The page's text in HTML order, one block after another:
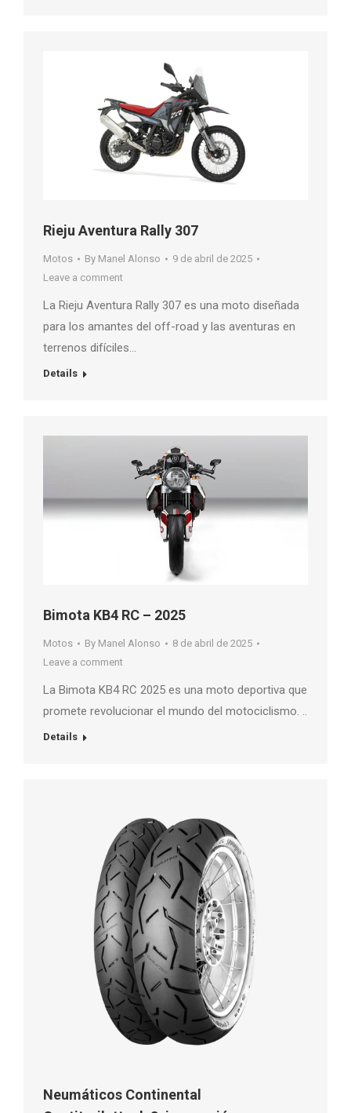
Rieju Aventura Rally 307
Motos By Manel Alonso
9 de abril de 2025
Leave a comment
La Rieju Aventura Rally 307 es una moto diseñada
para los amantes del off-road y las aventuras en
terrenos difíciles…
Details
Bimota KB4 RC – 2025
Motos By Manel Alonso
8 de abril de 2025
Leave a comment
La Bimota KB4 RC 2025 es una moto deportiva que
promete revolucionar el mundo del motociclismo. ..
Details
Neumáticos Continental